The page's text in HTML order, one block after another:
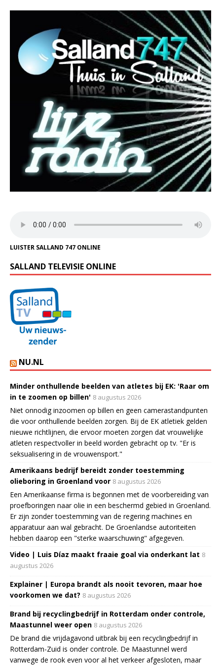
LUISTER SALLAND 747 ONLINE
SALLAND TELEVISIE ONLINE
NU.NL
Minder onthullende beelden van atletes bij EK: 'Raar om
in te zoomen op billen' 8 augustus 2026
Niet onnodig inzoomen op billen en geen camerastandpunten
die voor onthullende beelden zorgen. Bij de EK atletiek gelden
nieuwe richtlijnen, die ervoor moeten zorgen dat vrouwelijke
atleten respectvoller in beeld worden gebracht op tv. "Er is
seksualisering in de vrouwensport."
Amerikaans bedrijf bereidt zonder toestemming
olieboring in Groenland voor 8 augustus 2026
Een Amerikaanse firma is begonnen met de voorbereiding van
proefboringen naar olie in een beschermd gebied in Groenland.
Er zijn zonder toestemming van de regering machines en
apparatuur aan wal gebracht. De Groenlandse autoriteiten
hebben daarop een "sterke waarschuwing" afgegeven.
Video | Luis Díaz maakt fraaie goal via onderkant lat 8
augustus 2026
Explainer | Europa brandt als nooit tevoren, maar hoe
voorkomen we dat? 8 augustus 2026
Brand bij recyclingbedrijf in Rotterdam onder controle,
Maastunnel weer open 8 augustus 2026
De brand die vrijdagavond uitbrak bij een recyclingbedrijf in
Rotterdam-Zuid is onder controle. De Maastunnel werd
vanwege de rook even voor al het verkeer afgesloten, maar